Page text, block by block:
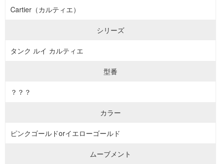
Cartier（カルティエ）
シリーズ
タンク ルイ カルティエ
型番
？？？
カラー
ピンクゴールドorイエローゴールド
ムーブメント